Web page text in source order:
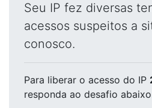
Seu IP fez diversas
acessos suspeitos a
conosco.
Para liberar o acesso do IP
responda ao desafio